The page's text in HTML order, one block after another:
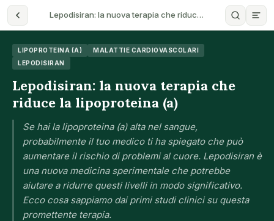
Lepodisiran: la nuova terapia che riduc…
LIPOPROTEINA (A)
MALATTIE CARDIOVASCOLARI
LEPODISIRAN
Lepodisiran: la nuova terapia che
riduce la lipoproteina (a)
Se hai la lipoproteina (a) alta nel sangue,
probabilmente il tuo medico ti ha spiegato che può
aumentare il rischio di problemi al cuore. Lepodisiran è
una nuova medicina sperimentale che potrebbe
aiutare a ridurre questi livelli in modo significativo.
Ecco cosa sappiamo dai primi studi clinici su questa
promettente terapia.